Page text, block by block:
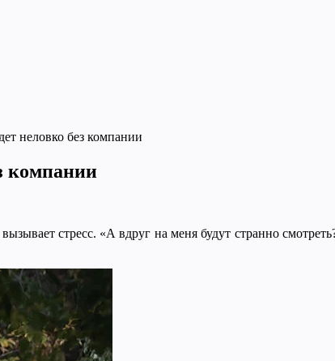
неловко без компании
компании
стресс. «А вдруг на меня будут странно